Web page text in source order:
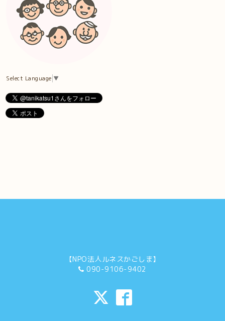
Select Language ▼
【NPO法人ルネスかごしま】
090-9106-9402